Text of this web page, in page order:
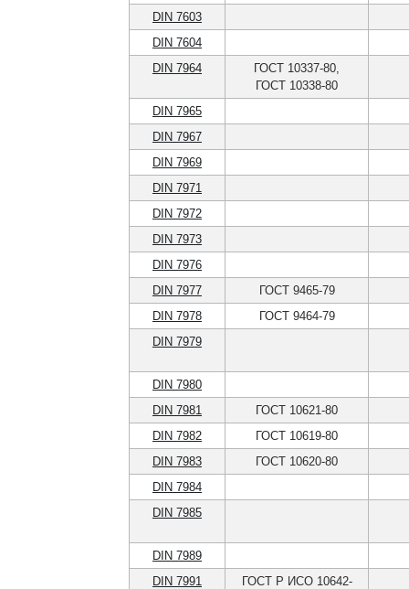
DIN 7603
DIN 7604
DIN 7964
ГОСТ 10337-80,
ГОСТ 10338-80
DIN 7965
DIN 7967
DIN 7969
DIN 7971
DIN 7972
DIN 7973
DIN 7976
DIN 7977
ГОСТ 9465-79
DIN 7978
ГОСТ 9464-79
DIN 7979
DIN 7980
DIN 7981
ГОСТ 10621-80
DIN 7982
ГОСТ 10619-80
DIN 7983
ГОСТ 10620-80
DIN 7984
DIN 7985
DIN 7989
DIN 7991
ГОСТ Р ИСО 10642-